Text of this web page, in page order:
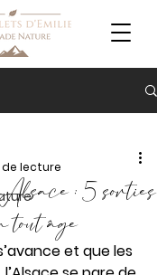
: 5 sorties
tout âge
de lecture
et que les